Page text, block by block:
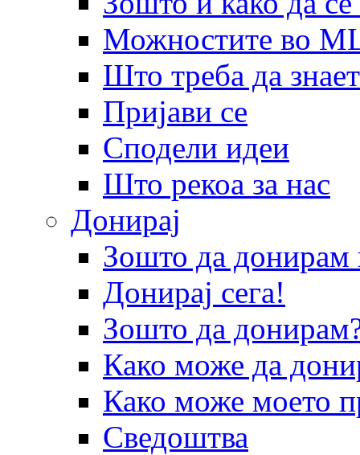
Можностите во
Што треба да
Пријави се
Сподели идеи
Што рекоа за нас
Донирај
Зошто да
Донирај сега!
Зошто да
Како може да
Како може моето
Сведоштва